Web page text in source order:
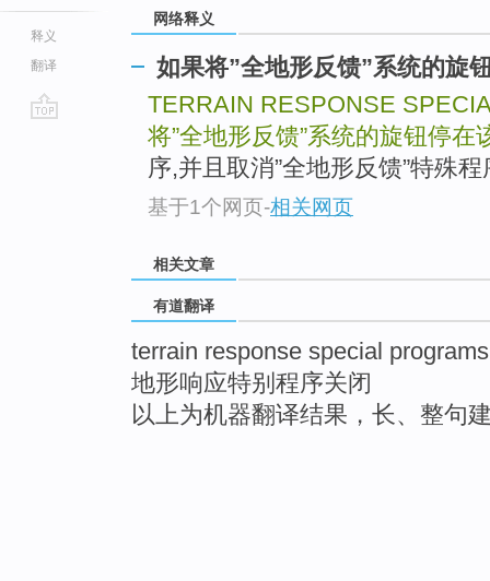
释义
翻译
网络释义
如果将”全地形反馈”系统的旋
TERRAIN RESPONSE
将”全地形反馈”系统的旋钮停在
序,并且取消”全地形反馈”特殊
基于1个网页-相关网页
相关文章
有道翻译
terrain response special
地形响应特别程序关闭
以上为机器翻译结果，长、整句